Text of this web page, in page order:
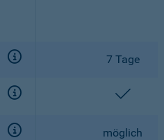
7 Tage
möglich